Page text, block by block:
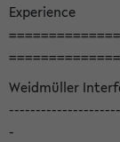
Experience
Weidmüller
-